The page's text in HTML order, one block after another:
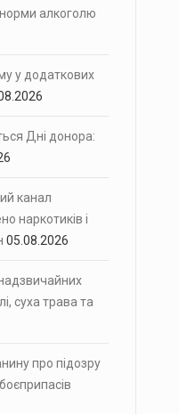
алкоголю
у додаткових
Дні донора:
канал
наркотиків і
05.08.2026
суха трава та
про підозру